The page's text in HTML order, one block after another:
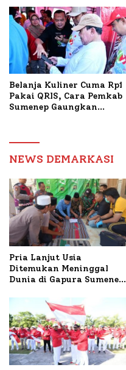
Belanja Kuliner Cuma Rp1
Pakai QRIS, Cara Pemkab
Sumenep Gaungkan
NEWS DEMARKASI
Pria Lanjut Usia
Ditemukan Meninggal
Dunia di Gapura Sumenep,